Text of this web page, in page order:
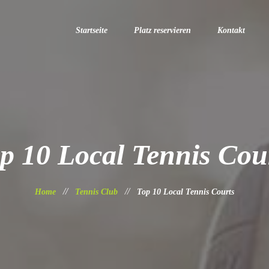
Startseite Platz reservieren Kontakt
10 Local Tennis
Home Tennis Club Top 10 Local Tennis Courts